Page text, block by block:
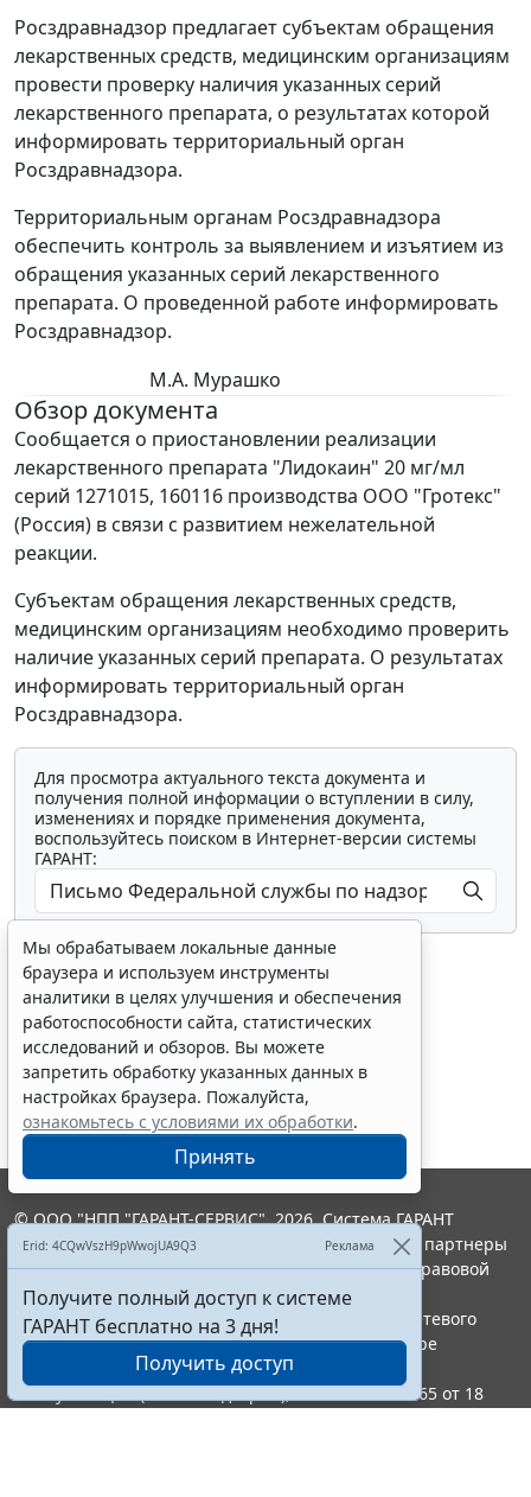
Росздравнадзор предлагает субъектам обращения
лекарственных средств, медицинским организациям
провести проверку наличия указанных серий
лекарственного препарата, о результатах которой
информировать территориальный орган
Росздравнадзора.
Территориальным органам Росздравнадзора
обеспечить контроль за выявлением и изъятием из
обращения указанных серий лекарственного
препарата. О проведенной работе информировать
Росздравнадзор.
М.А. Мурашко
Обзор документа
Сообщается о приостановлении реализации
лекарственного препарата "Лидокаин" 20 мг/мл
серий 1271015, 160116 производства ООО "Гротекс"
(Россия) в связи с развитием нежелательной
реакции.
Субъектам обращения лекарственных средств,
медицинским организациям необходимо проверить
наличие указанных серий препарата. О результатах
информировать территориальный орган
Росздравнадзора.
Для просмотра актуального текста документа и
получения полной информации о вступлении в силу,
изменениях и порядке применения документа,
воспользуйтесь поиском в Интернет-версии системы
ГАРАНТ:
Показать все материалы
Мы обрабатываем локальные данные
браузера и используем инструменты
аналитики в целях улучшения и обеспечения
работоспособности сайта, статистических
исследований и обзоров. Вы можете
запретить обработку указанных данных в
настройках браузера. Пожалуйста,
ознакомьтесь с условиями их обработки.
Принять
Erid: 4CQwVszH9pWwojUA9Q3 Реклама
Получите полный доступ к системе
ГАРАНТ бесплатно на 3 дня!
Получить доступ
© ООО "НПП "ГАРАНТ-СЕРВИС", 2026. Система ГАРАНТ
выпускается с 1990 года. Компания "Гарант" и ее партнеры
являются участниками Российской ассоциации правовой
информации ГАРАНТ.
Портал ГАРАНТ.РУ зарегистрирован в качестве сетевого
издания Федеральной службой по надзору в сфере
связи,информационных технологий и массовых
коммуникаций (Роскомнадзором), Эл № ФС77-58365 от 18